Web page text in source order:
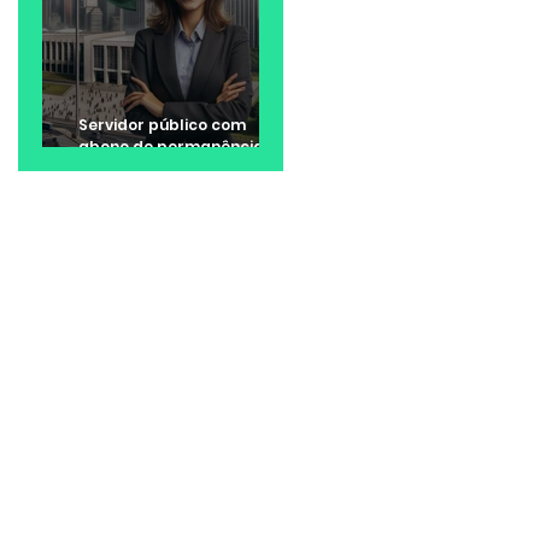
Servidor público com
abono de permanência
pode ter direito a valores